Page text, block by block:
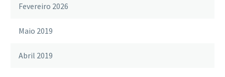
Fevereiro 2026
Maio 2019
Abril 2019